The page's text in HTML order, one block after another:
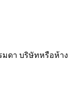
มดา บริษัทหรือห้าง